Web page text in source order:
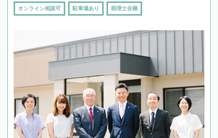
オンライン相談可 駐車場あり 税理士在籍